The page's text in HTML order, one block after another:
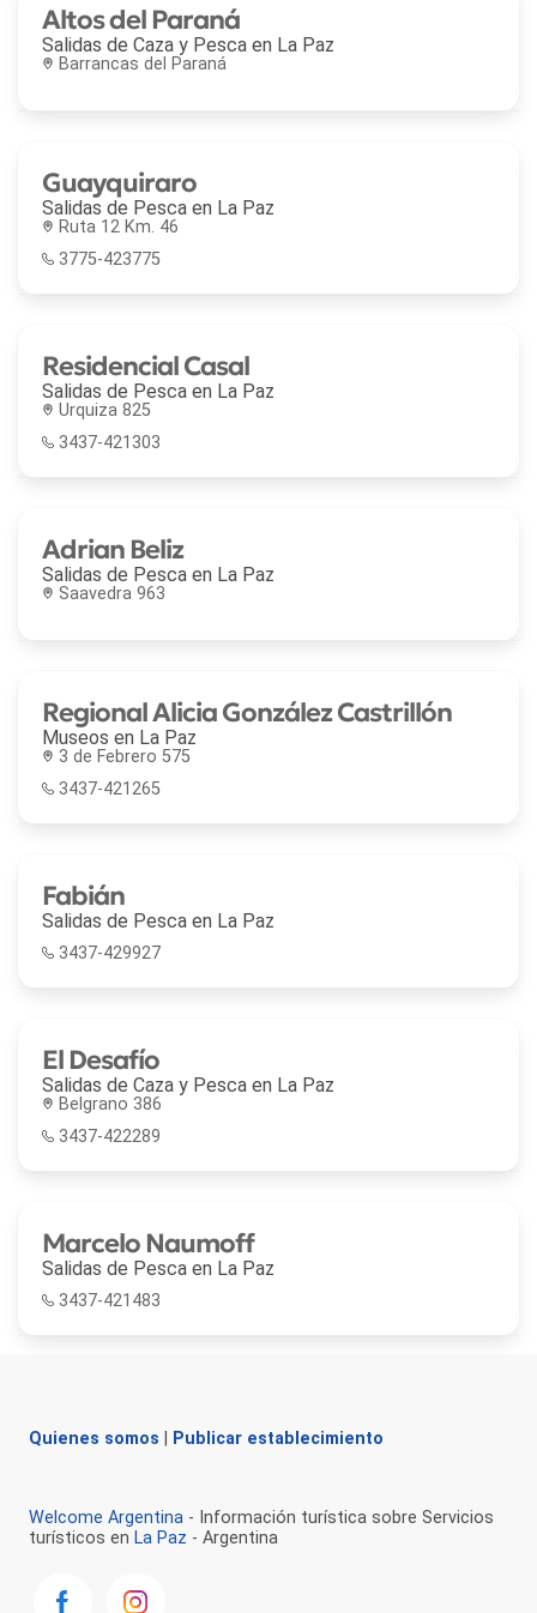
Altos del Paraná
Salidas de Caza y Pesca en La Paz
Barrancas del Paraná
Guayquiraro
Salidas de Pesca en La Paz
Ruta 12 Km. 46
3775-423775
Residencial Casal
Salidas de Pesca en La Paz
Urquiza 825
3437-421303
Adrian Beliz
Salidas de Pesca en La Paz
Saavedra 963
Regional Alicia González Castrillón
Museos en La Paz
3 de Febrero 575
3437-421265
Fabián
Salidas de Pesca en La Paz
3437-429927
El Desafío
Salidas de Caza y Pesca en La Paz
Belgrano 386
3437-422289
Marcelo Naumoff
Salidas de Pesca en La Paz
3437-421483
Quienes somos Publicar establecimiento
Welcome Argentina - Información turística sobre Servicios
turísticos en La Paz - Argentina